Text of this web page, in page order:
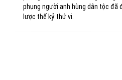
phụng người anh hùng dân tộc đã
lược thế kỷ thứ vi.